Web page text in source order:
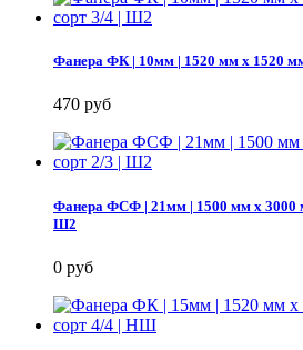
Фанера ФК | 10мм | 1520 мм х 1520
470 руб
Фанера ФСФ | 21мм | 1500 мм х 3000
Ш2
0 руб